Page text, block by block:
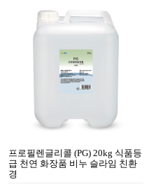
프로필렌글리콜 (PG) 20kg 식품등
급 천연 화장품 비누 슬라임 친환
경